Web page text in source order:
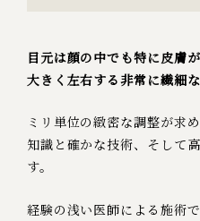
目元は顔の中でも特に皮膚
大きく左右する非常に繊細な
ミリ単位の緻密な調整が求
知識と確かな技術、そして
す。
経験の浅い医師による施術